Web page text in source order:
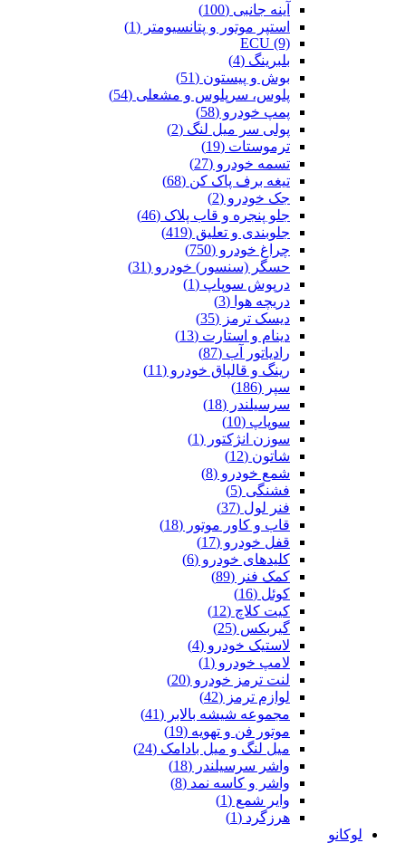
آینه جانبی (100)
استپر موتور و پتانسیومتر (1)
ECU (9)
بلبرینگ (4)
بوش و پیستون (51)
پلوس، سرپلوس و مشعلی (54)
پمپ خودرو (58)
پولی سر میل لنگ (2)
ترموستات (19)
تسمه خودرو (27)
تیغه برف پاک کن (68)
جک خودرو (2)
جلو پنجره و قاب پلاک (46)
جلوبندی و تعلیق (419)
چراغ خودرو (750)
حسگر (سنسور) خودرو (31)
درپوش سوپاپ (1)
دریچه هوا (3)
دیسک ترمز (35)
دینام و استارت (13)
رادیاتور آب (87)
رینگ و قالپاق خودرو (11)
سپر (186)
سرسیلندر (18)
سوپاپ (10)
سوزن انژکتور (1)
شاتون (12)
شمع خودرو (8)
فشنگی (5)
فنر لول (37)
قاب و کاور موتور (18)
قفل خودرو (17)
کلیدهای خودرو (6)
کمک فنر (89)
کوئل (16)
کیت کلاچ (12)
گیربکس (25)
لاستیک خودرو (4)
لامپ خودرو (1)
لنت ترمز خودرو (20)
لوازم ترمز (42)
مجموعه شیشه بالابر (41)
موتور فن و تهویه (19)
میل لنگ و میل بادامک (24)
واشر سرسیلندر (18)
واشر و کاسه نمد (8)
وایر شمع (1)
هرزگرد (1)
لوکانو